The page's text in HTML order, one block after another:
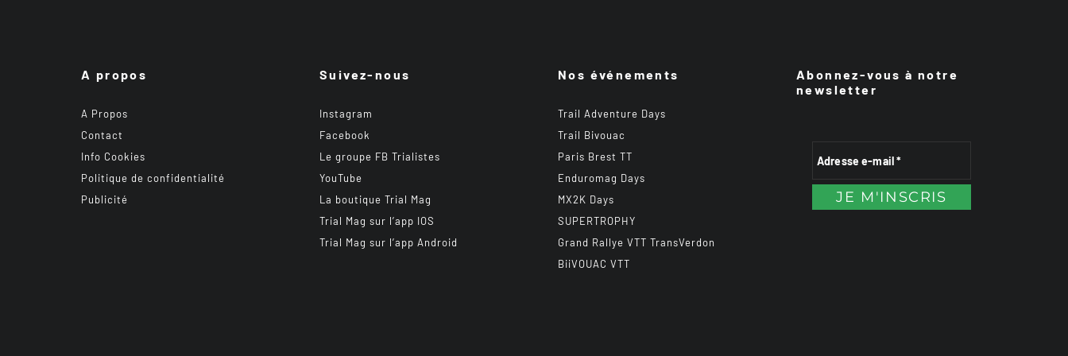
A propos
A Propos
Contact
Info Cookies
Politique de confidentialité
Publicité
Suivez-nous
Instagram
Facebook
Le groupe FB Trialistes
YouTube
La boutique Trial Mag
Trial Mag sur l’app IOS
Trial Mag sur l’app Android
Nos événements
Trail Adventure Days
Trail Bivouac
Paris Brest TT
Enduromag Days
MX2K Days
SUPERTROPHY
Grand Rallye VTT TransVerdon
BiiVOUAC VTT
Abonnez-vous à notre
newsletter